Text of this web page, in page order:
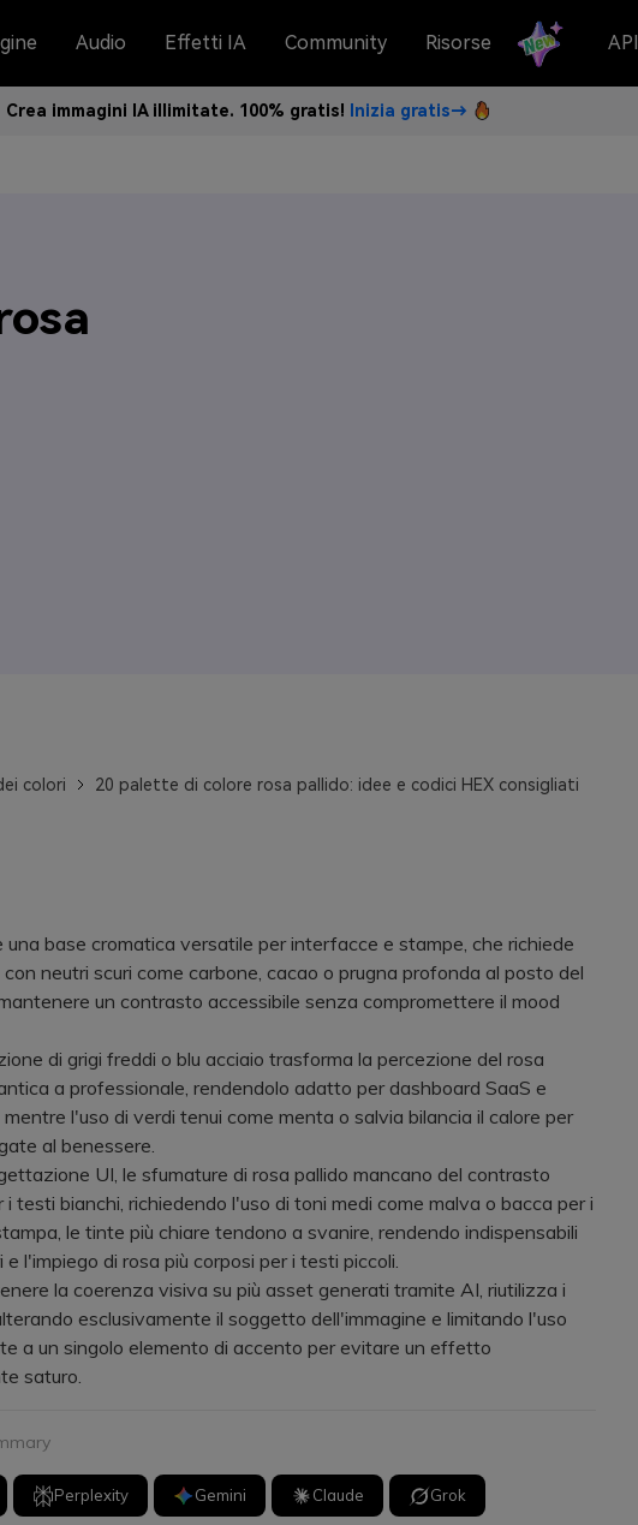
Audio Effetti IA Community Risorse API
Crea immagini IA illimitate. 100% gratis! Inizia gratis→
colori 20 palette di colore rosa pallido: idee e codici HEX consigliati
una base cromatica versatile per interfacce e stampe, che richiede
neutri scuri come carbone, cacao o prugna profonda al posto del
un contrasto accessibile senza compromettere il mood
di grigi freddi o blu acciaio trasforma la percezione del rosa
a professionale, rendendolo adatto per dashboard SaaS e
l'uso di verdi tenui come menta o salvia bilancia il calore per
al benessere.
UI, le sfumature di rosa pallido mancano del contrasto
i testi bianchi, richiedendo l'uso di toni medi come malva o bacca per i
le tinte più chiare tendono a svanire, rendendo indispensabili
l'impiego di rosa più corposi per i testi piccoli.
la coerenza visiva su più asset generati tramite AI, riutilizza i
esclusivamente il soggetto dell'immagine e limitando l'uso
a un singolo elemento di accento per evitare un effetto
saturo.
Perplexity Gemini Claude Grok